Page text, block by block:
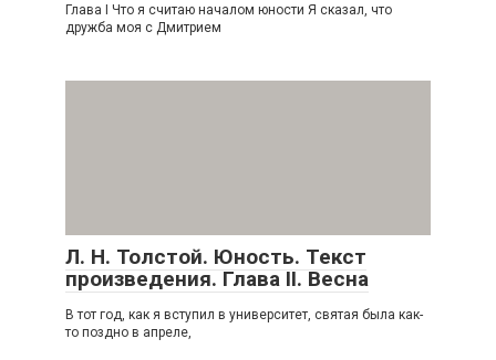
Глава I Что я считаю началом юности Я сказал, что
дружба моя с Дмитрием
Л. Н. Толстой. Юность. Текст
произведения. Глава II. Весна
В тот год, как я вступил в университет, святая была как-
то поздно в апреле,